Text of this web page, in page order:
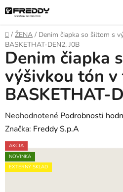
Prejsť
na
obsah
Domov
/ ŽENA / Denim čiapka so šiltom s
BASKETHAT-DEN2, J0B
Denim čiapka
výšivkou tón v
BASKETHAT-
Priemerné
hodnotenie
produktu
je
0,0
Neohodnotené Podrobnosti
Značka: Freddy S.p.A
AKCIA
NOVINKA
EXTERNÝ SKLAD